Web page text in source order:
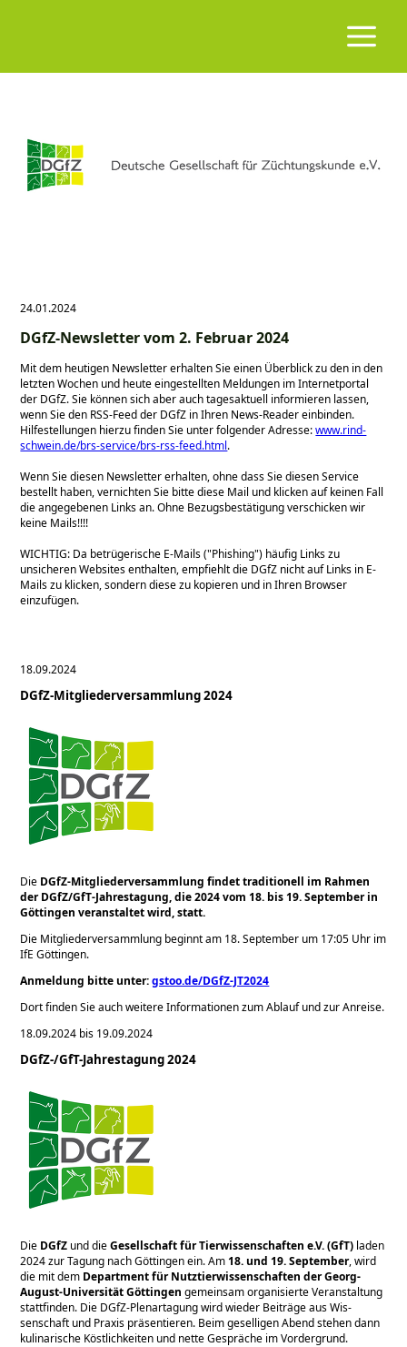
24.01.2024
DGfZ-Newsletter vom 2. Februar 2024
Mit dem heutigen Newsletter erhalten Sie einen Überblick zu den in den
letzten Wochen und heute eingestellten Meldungen im Internetportal
der DGfZ. Sie können sich aber auch tagesaktuell informieren lassen,
wenn Sie den RSS-Feed der DGfZ in Ihren News-Reader einbinden.
Hilfestellungen hierzu finden Sie unter folgender Adresse:www.rind-
schwein.de/brs-service/brs-rss-feed.html.
Wenn Sie diesen Newsletter erhalten, ohne dass Sie diesen Service
bestellt haben, vernichten Sie bitte diese Mail und klicken auf keinen Fall
die angegebenen Links an. Ohne Bezugsbestätigung verschicken wir
keine Mails!!!!
WICHTIG: Da betrügerische E-Mails ( Phishing ) häufig Links zu
unsicheren Websites enthalten, empfiehlt die DGfZ nicht auf Links in E-
Mails zu klicken, sondern diese zu kopieren und in Ihren Browser
einzufügen.
18.09.2024
DGfZ-Mitgliederversammlung 2024
Die DGfZ-Mitgliederversammlung findet traditionell im Rahmen
der DGfZ/GfT-Jahrestagung, die 2024 vom 18. bis 19. September in
Göttingen veranstaltet wird, statt.
Die Mitgliederversammlung beginnt am 18. September um 17:05 Uhr im
IfE Göttingen.
Anmeldung bitte unter:gstoo.de/DGfZ-JT2024
Dort finden Sie auch weitere Informationen zum Ablauf und zur Anreise.
18.09.2024 bis 19.09.2024
DGfZ-/GfT-Jahrestagung 2024
Die DGfZ und dieGesellschaft für Tierwissenschaften e.V. (GfT) laden
2024 zur Tagung nach Göttingen ein. Am18. und 19. September, wird
die mit dem Department für Nutztierwissenschaften der Georg-
August-Universität Göttingen ge­meinsam orga­nisierte Veranstaltung
statt­finden. Die DGfZ-Plenartagung wird wieder Beiträge aus Wis­
senschaft und Praxis prä­sentieren. Beim geselligen Abend stehen dann
ku­linarische Köstlichkei­ten und nette Gesprä­che im Vordergrund.